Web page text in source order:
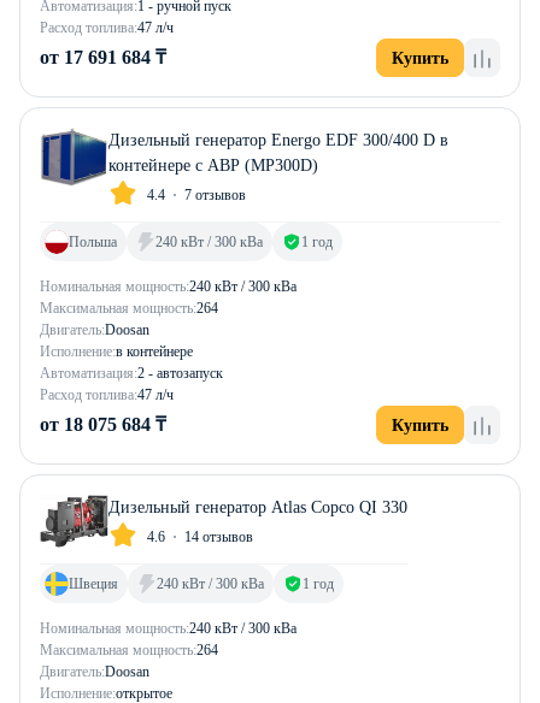
Автоматизация:1 - ручной пуск
Расход топлива:47 л/ч
от 17 691 684 ₸ Купить
Дизельный генератор Energo EDF 300/400 D в
контейнере с АВР (MP300D)
4.4 7 отзывов
Номинальная мощность:240 кВт / 300 кВа
Максимальная мощность:264
Двигатель:Doosan
Исполнение:в контейнере
Автоматизация:2 - автозапуск
Расход топлива:47 л/ч
Польша 240 кВт / 300 кВа 1 год
от 18 075 684 ₸ Купить
Дизельный генератор Atlas Copco QI 330
4.6 14 отзывов
Номинальная мощность:240 кВт / 300 кВа
Максимальная мощность:264
Двигатель:Doosan
Исполнение:открытое
Швеция 240 кВт / 300 кВа 1 год